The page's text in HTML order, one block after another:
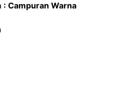
Campuran Warna